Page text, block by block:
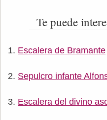
Te puede
Escalera de Bramante
Sepulcro infante
Escalera del divino